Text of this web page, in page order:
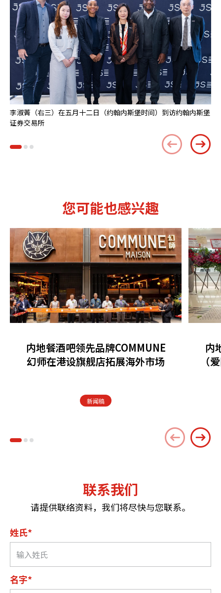
李淑菁（右三）在五月十二日（约翰内斯堡时间）到访约翰内斯堡
证券交易所
您可能也感兴趣
内地餐酒吧领先品牌COMMUNE
幻师在港设旗舰店拓展海外市场
新闻稿
内
（
联系我们
请提供联络资料，我们将尽快与您联系。
姓氏*
名字*